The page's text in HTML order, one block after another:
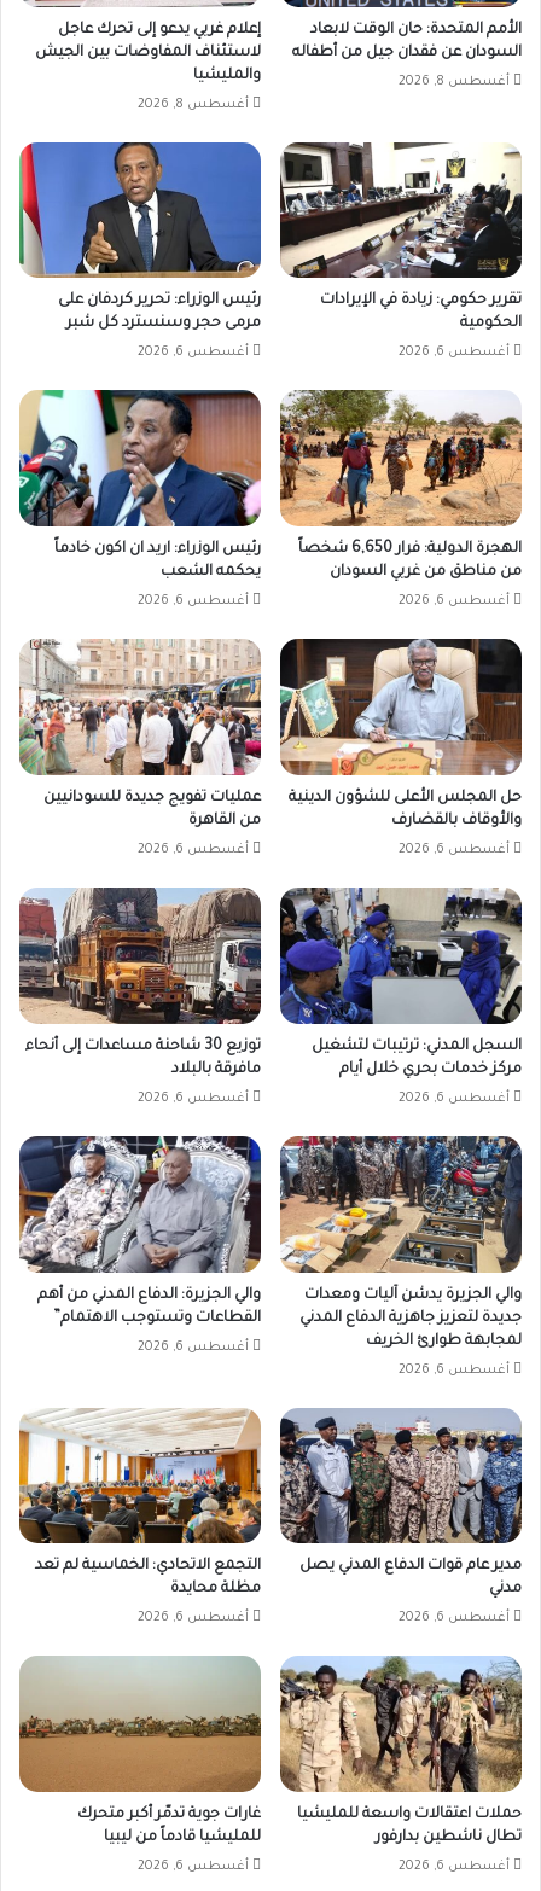
الأمم المتحدة: حان الوقت لابعاد
السودان عن فقدان جيل من أطفاله
أغسطس 8, 2026
إعلام غربي يدعو إلى تحرك عاجل
لاستئناف المفاوضات بين الجيش
والمليشيا
أغسطس 8, 2026
تقرير حكومي: زيادة في الإيرادات
الحكومية
أغسطس 6, 2026
رئيس الوزراء: تحرير كردفان على
مرمى حجر وسنسترد كل شبر
أغسطس 6, 2026
الهجرة الدولية: فرار 6,650 شخصاً
من مناطق من غربي السودان
أغسطس 6, 2026
رئيس الوزراء: اريد ان اكون خادماً
يحكمه الشعب
أغسطس 6, 2026
حل المجلس الأعلى للشؤون الدينية
والأوقاف بالقضارف
أغسطس 6, 2026
عمليات تفويج جديدة للسودانيين
من القاهرة
أغسطس 6, 2026
السجل المدني: ترتيبات لتشغيل
مركز خدمات بحري خلال أيام
أغسطس 6, 2026
توزيع 30 شاحنة مساعدات إلى أنحاء
مافرقة بالبلاد
أغسطس 6, 2026
والي الجزيرة يدشن آليات ومعدات
جديدة لتعزيز جاهزية الدفاع المدني
لمجابهة طوارئ الخريف
أغسطس 6, 2026
والي الجزيرة: الدفاع المدني من أهم
القطاعات وتستوجب الاهتمام”
أغسطس 6, 2026
مدير عام قوات الدفاع المدني يصل
مدني
أغسطس 6, 2026
التجمع الاتحادي: الخماسية لم تعد
مظلة محايدة
أغسطس 6, 2026
حملات اعتقالات واسعة للمليشيا
تطال ناشطين بدارفور
أغسطس 6, 2026
غارات جوية تدمّر أكبر متحرك
للمليشيا قادماً من ليبيا
أغسطس 6, 2026